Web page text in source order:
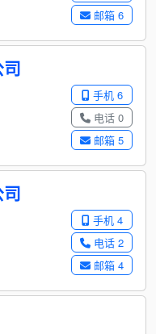
邮箱 6
手机 6
电话 0
邮箱 5
手机 4
电话 2
邮箱 4